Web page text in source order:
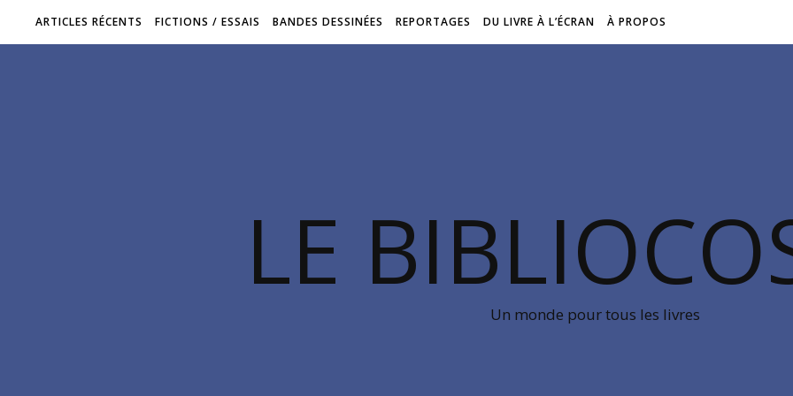
ARTICLES RÉCENTS FICTIONS / ESSAIS BANDES DESSINÉES REPORTAGES DU LIVRE À L’ÉCRAN À PROPOS
LE
Un monde pour tous les livres